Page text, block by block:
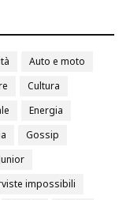
Auto e moto
Cultura
Energia
Gossip
impossibili